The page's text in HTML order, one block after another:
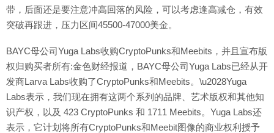
带，后面还是要注意冲高回落的风险，可以考虑逢高减仓，有效
突破再跟进，压力区间45500-47000美金。
BAYC母公司Yuga Labs收购CryptoPunks和Meebits，并且宣布版
权归购买者所有:金色财经报道，BAYC母公司Yuga Labs已经从开
发商Larva Labs收购了CryptoPunks和Meebits。\u2028Yuga
Labs表示，我们现在拥有这两个系列的品牌、艺术版权和其他知
识产权，以及 423 CryptoPunks 和 1711 Meebits。Yuga Labs还
表示，它计划将所有CryptoPunks和Meebit图像的商业权利授予